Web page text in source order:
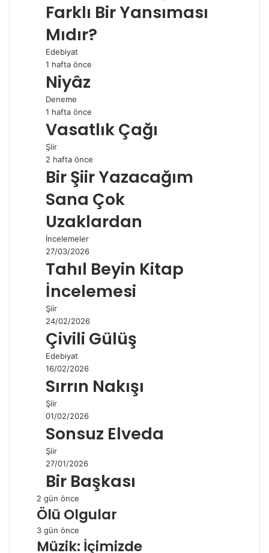
Farklı Bir Yansıması
Mıdır?
Edebiyat
1 hafta önce
Niyâz
Deneme
1 hafta önce
Vasatlık Çağı
Şiir
2 hafta önce
Bir Şiir Yazacağım
Sana Çok
Uzaklardan
İncelemeler
27/03/2026
Tahıl Beyin Kitap
İncelemesi
Şiir
24/02/2026
Çivili Gülüş
Edebiyat
16/02/2026
Sırrın Nakışı
Şiir
01/02/2026
Sonsuz Elveda
Şiir
27/01/2026
Bir Başkası
2 gün önce
Ölü Olgular
3 gün önce
Müzik: İçimizde